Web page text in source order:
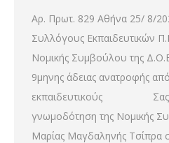
Αρ. Πρωτ. 829 Αθήνα 25/ 8/
Συλλόγους Εκπαιδευτικών
Νομικής Συμβούλου της
9μηνης άδειας ανατροφής
εκπαιδευτικούς Σας
γνωμοδότηση της Νομικής
Μαρίας Μαγδαληνής Τσίπρα